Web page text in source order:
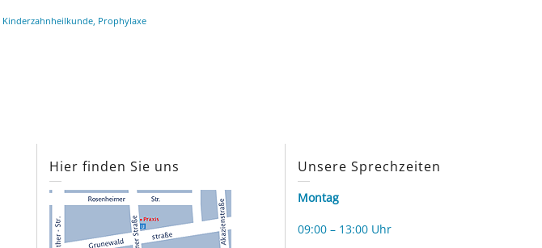
Kinderzahnheilkunde, Prophylaxe
Hier finden Sie uns Unsere Sprechzeiten
Montag
09:00 – 13:00 Uhr